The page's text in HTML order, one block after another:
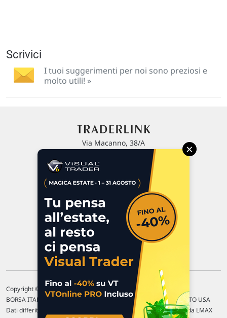
Scrivici
I tuoi suggerimenti per noi sono preziosi e
molto utili! »
Via Macanno, 38/A
P.IVA 02 452 460 401
Commenti e segnalazioni
Contattaci
Copyright © 1996-2026 Traderlink Italia s.r.l.
BORSA ITALIANA Quotazioni di borsa differite di 15 min. / MERCATO USA
Dati differiti di 15 min. (fonte Intrinio) / FOREX Quotazioni fornite da LMAX
×